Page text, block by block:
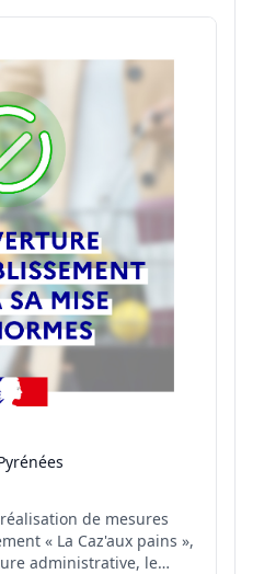
renforce les mesures de
de mesures
« La Caz'aux pains »,
administrative, le